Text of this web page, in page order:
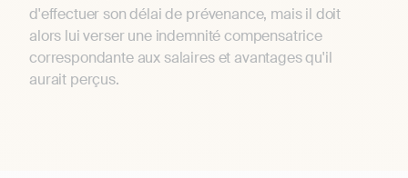
d'effectuer son délai de prévenance, mais il doit
alors lui verser une indemnité compensatrice
correspondante aux salaires et avantages qu'il
aurait perçus.